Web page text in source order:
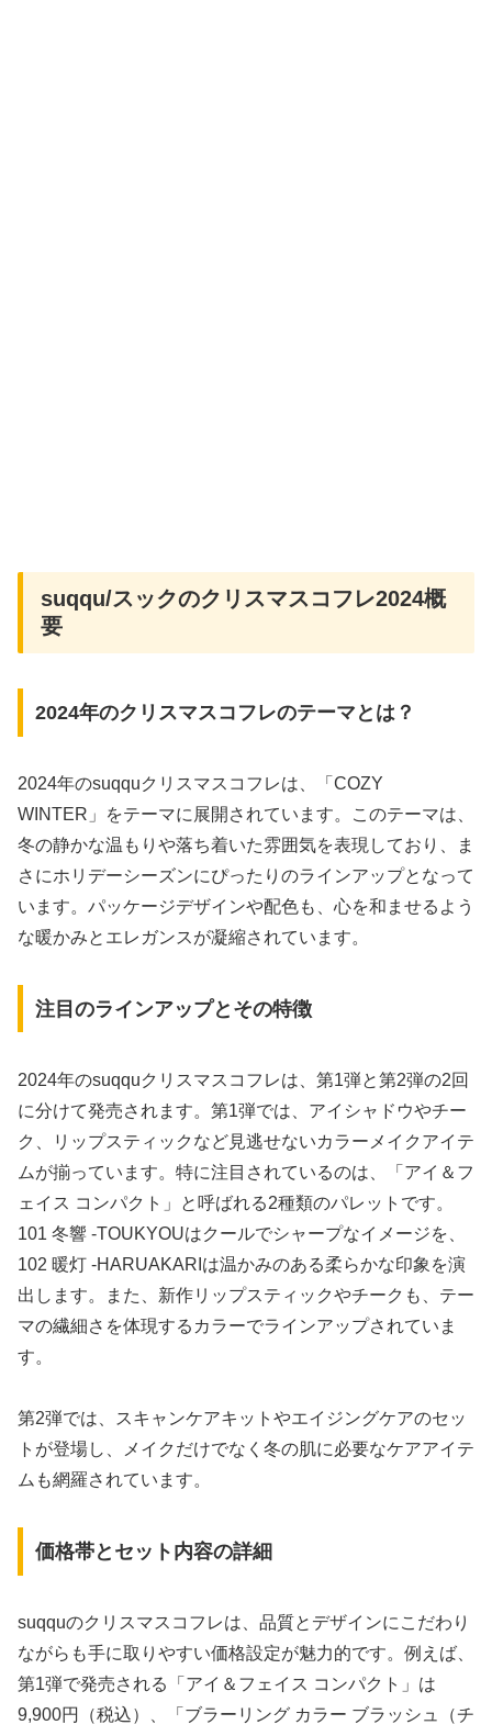
suqqu/スックのクリスマスコフレ2024概
要
2024年のクリスマスコフレのテーマとは？
2024年のsuqquクリスマスコフレは、「COZY
WINTER」をテーマに展開されています。このテーマは、
冬の静かな温もりや落ち着いた雰囲気を表現しており、ま
さにホリデーシーズンにぴったりのラインアップとなって
います。パッケージデザインや配色も、心を和ませるよう
な暖かみとエレガンスが凝縮されています。
注目のラインアップとその特徴
2024年のsuqquクリスマスコフレは、第1弾と第2弾の2回
に分けて発売されます。第1弾では、アイシャドウやチー
ク、リップスティックなど見逃せないカラーメイクアイテ
ムが揃っています。特に注目されているのは、「アイ＆フ
ェイス コンパクト」と呼ばれる2種類のパレットです。
101 冬響 -TOUKYOUはクールでシャープなイメージを、
102 暖灯 -HARUAKARIは温かみのある柔らかな印象を演
出します。また、新作リップスティックやチークも、テー
マの繊細さを体現するカラーでラインアップされていま
す。
第2弾では、スキャンケアキットやエイジングケアのセッ
トが登場し、メイクだけでなく冬の肌に必要なケアアイテ
ムも網羅されています。
価格帯とセット内容の詳細
suqquのクリスマスコフレは、品質とデザインにこだわり
ながらも手に取りやすい価格設定が魅力的です。例えば、
第1弾で発売される「アイ＆フェイス コンパクト」は
9,900円（税込）、「ブラーリング カラー ブラッシュ（チ